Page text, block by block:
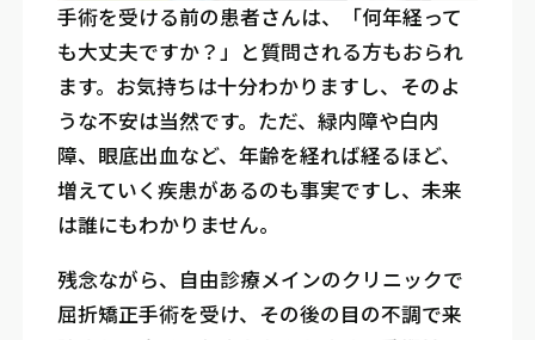
手術を受ける前の患者さんは、「何年経って
も大丈夫ですか？」と質問される方もおられ
ます。お気持ちは十分わかりますし、そのよ
うな不安は当然です。ただ、緑内障や白内
障、眼底出血など、年齢を経れば経るほど、
増えていく疾患があるのも事実ですし、未来
は誰にもわかりません。
残念ながら、自由診療メインのクリニックで
屈折矯正手術を受け、その後の目の不調で来